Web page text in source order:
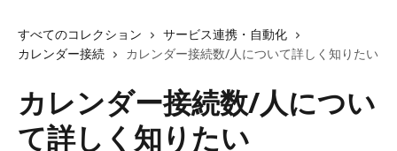
すべてのコレクション
サービス連携・自動化
カレンダー接続
カレンダー接続数/人について詳しく知りたい
カレンダー接続数/人につい
て詳しく知りたい